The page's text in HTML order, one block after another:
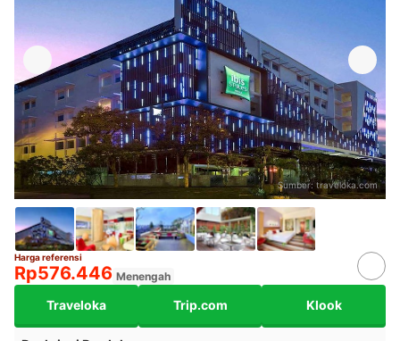
Sumber:traveloka.com
Harga referensi
Rp576.446 Menengah
Traveloka Trip.com Klook